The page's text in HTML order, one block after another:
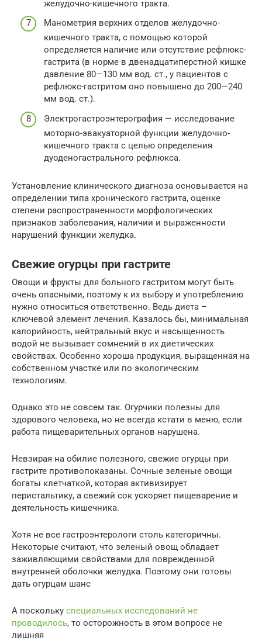
желудочно-кишечного тракта.
Манометрия верхних отделов желудочно-
кишечного тракта, с помощью которой
определяется наличие или отсутствие рефлюкс-
гастрита (в норме в двенадцатиперстной кишке
давление 80—130 мм вод. ст., у пациентов с
рефлюкс-гастритом оно повышено до 200—240
мм вод. ст.).
Электрогастроэнтерография — исследование
моторно-эвакуаторной функции желудочно-
кишечного тракта с целью определения
дуоденогастрального рефлюкса.
Установление клинического диагноза основывается на
определении типа хронического гастрита, оценке
степени распространенности морфологических
признаков заболевания, наличии и выраженности
нарушений функции желудка.
Свежие огурцы при гастрите
Овощи и фрукты для больного гастритом могут быть
очень опасными, поэтому к их выбору и употреблению
нужно относиться ответственно. Ведь диета –
ключевой элемент лечения. Казалось бы, минимальная
калорийность, нейтральный вкус и насыщенность
водой не вызывает сомнений в их диетических
свойствах. Особенно хороша продукция, выращенная на
собственном участке или по экологическим
технологиям.
Однако это не совсем так. Огурчики полезны для
здорового человека, но не всегда кстати в меню, если
работа пищеварительных органов нарушена.
Невзирая на обилие полезного, свежие огурцы при
гастрите противопоказаны. Сочные зеленые овощи
богаты клетчаткой, которая активизирует
перистальтику, а свежий сок ускоряет пищеварение и
деятельность кишечника.
Хотя не все гастроэнтерологи столь категоричны.
Некоторые считают, что зеленый овощ обладает
заживляющими свойствами для поврежденной
внутренней оболочки желудка. Поэтому они готовы
дать огурцам шанс
А поскольку специальных исследований не
проводилось, то осторожность в этом вопросе не
лишняя